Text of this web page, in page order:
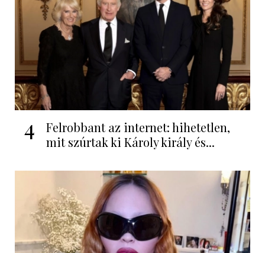
4
Felrobbant az internet: hihetetlen,
mit szúrtak ki Károly király és...